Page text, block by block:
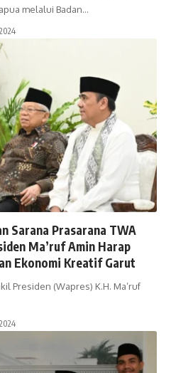
melalui Badan…
Sarana Prasarana TWA
Ma’ruf Amin Harap
Ekonomi Kreatif Garut
Presiden (Wapres) K.H. Ma’ruf